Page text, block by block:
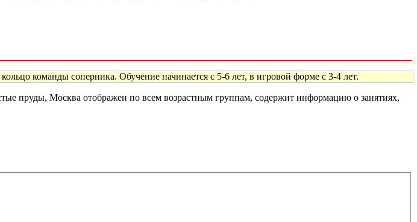
команды соперника. Обучение начинается с 5-6 лет, в игровой форме с 3-4 лет.
пруды, Москва отображен по всем возрастным группам, содержит информацию о занятиях,